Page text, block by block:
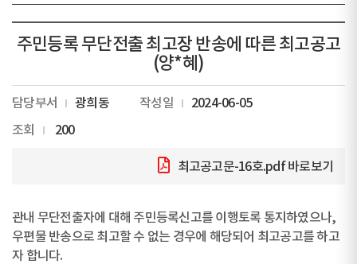
주민등록 무단전출 최고장 반송에 따른 최고공고
(양*혜)
담당부서 광희동 작성일
2024-06-05
조회
200
최고공고문-16호.pdf 바로보기
관내 무단전출자에 대해 주민등록신고를 이행토록 통지하였으나,
우편물 반송으로 최고할 수 없는 경우에 해당되어 최고공고를 하고
자 합니다.